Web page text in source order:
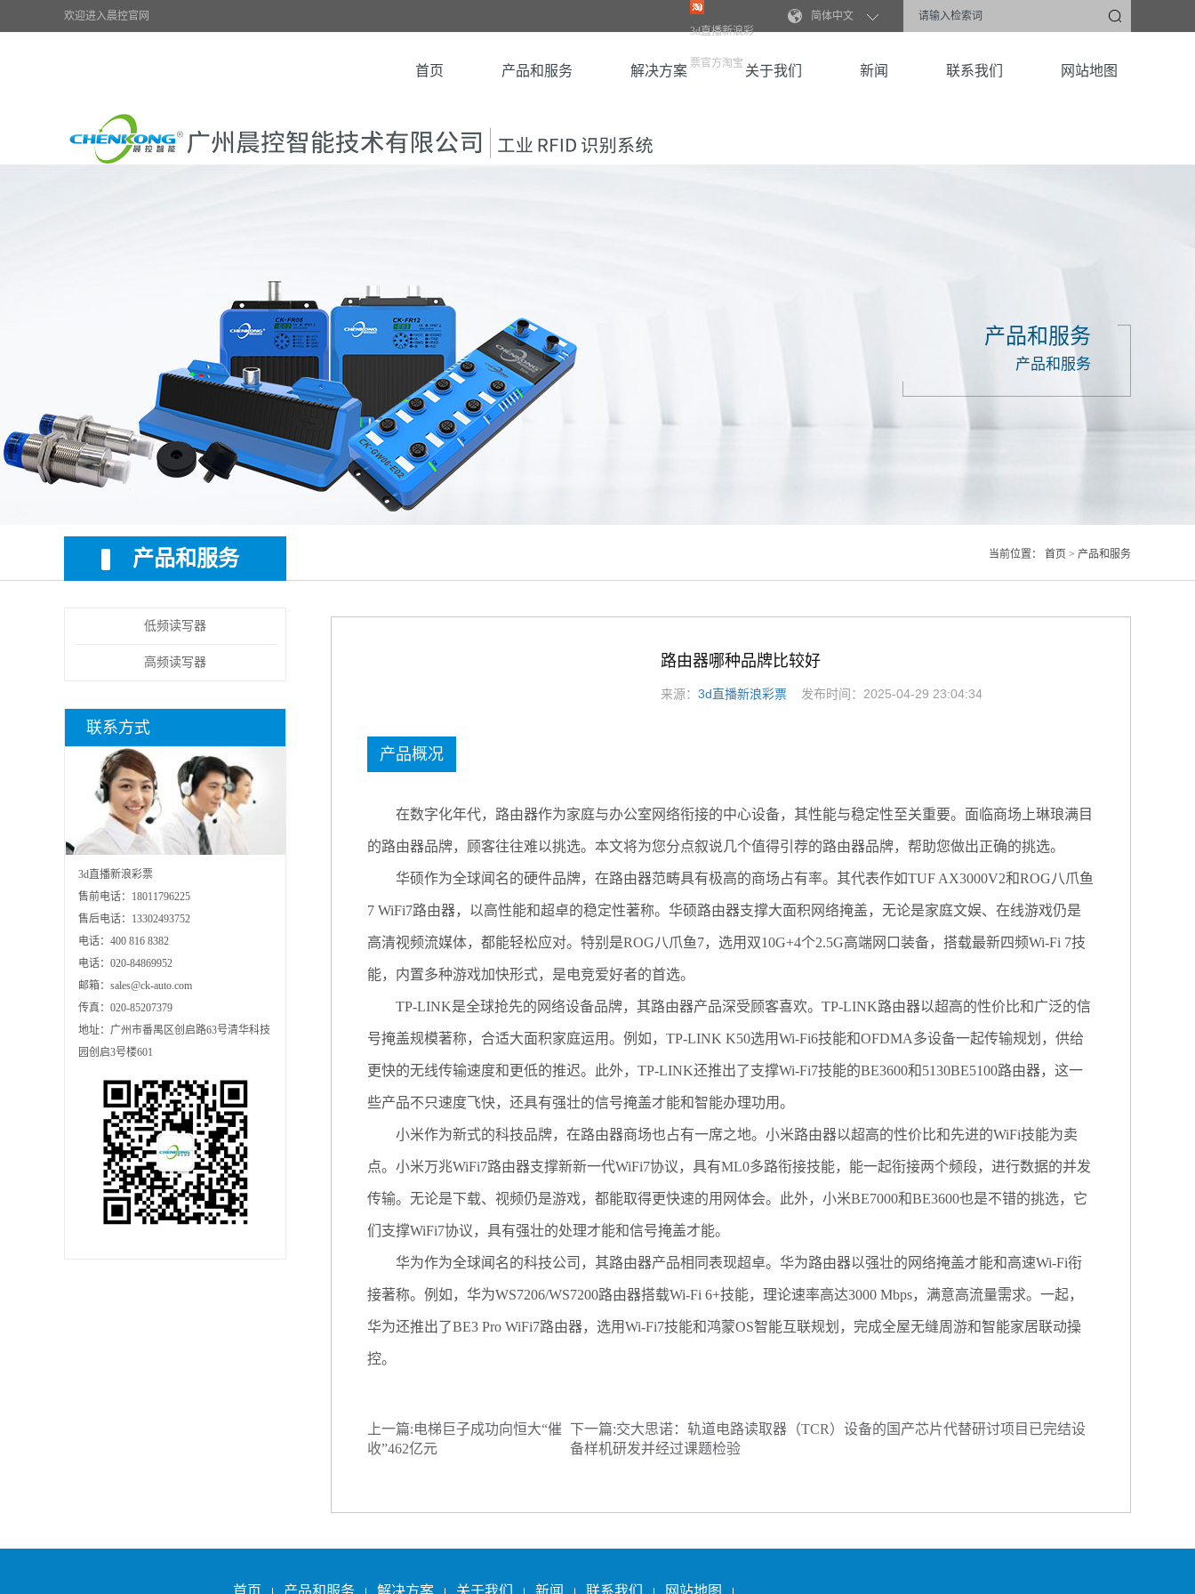
3d直播新浪彩
票官方淘宝
简体中文
欢迎进入晨控官网
首页 产品和服务 解决方案 关于我们 新闻 联系我们 网站地图
产品和服务
产品和服务
当前位置： 首页 > 产品和服务
产品和服务
低频读写器
高频读写器
联系方式
3d直播新浪彩票
售前电话：18011796225
售后电话：13302493752
电话：400 816 8382
电话：020-84869952
邮箱：sales@ck-auto.com
传真：020-85207379
地址：广州市番禺区创启路63号清华科技
园创启3号楼601
路由器哪种品牌比较好
来源： 3d直播新浪彩票 发布时间：2025-04-29 23:04:34
产品概况
在数字化年代，路由器作为家庭与办公室网络衔接的中心设备，其性能与稳定性至关重要。面临商场上琳琅满目
的路由器品牌，顾客往往难以挑选。本文将为您分点叙说几个值得引荐的路由器品牌，帮助您做出正确的挑选。
华硕作为全球闻名的硬件品牌，在路由器范畴具有极高的商场占有率。其代表作如TUF AX3000V2和ROG八爪鱼
7 WiFi7路由器，以高性能和超卓的稳定性著称。华硕路由器支撑大面积网络掩盖，无论是家庭文娱、在线游戏仍是
高清视频流媒体，都能轻松应对。特别是ROG八爪鱼7，选用双10G+4个2.5G高端网口装备，搭载最新四频Wi-Fi 7技
能，内置多种游戏加快形式，是电竞爱好者的首选。
TP-LINK是全球抢先的网络设备品牌，其路由器产品深受顾客喜欢。TP-LINK路由器以超高的性价比和广泛的信
号掩盖规模著称，合适大面积家庭运用。例如，TP-LINK K50选用Wi-Fi6技能和OFDMA多设备一起传输规划，供给
更快的无线传输速度和更低的推迟。此外，TP-LINK还推出了支撑Wi-Fi7技能的BE3600和5130BE5100路由器，这一
些产品不只速度飞快，还具有强壮的信号掩盖才能和智能办理功用。
小米作为新式的科技品牌，在路由器商场也占有一席之地。小米路由器以超高的性价比和先进的WiFi技能为卖
点。小米万兆WiFi7路由器支撑新新一代WiFi7协议，具有ML0多路衔接技能，能一起衔接两个频段，进行数据的并发
传输。无论是下载、视频仍是游戏，都能取得更快速的用网体会。此外，小米BE7000和BE3600也是不错的挑选，它
们支撑WiFi7协议，具有强壮的处理才能和信号掩盖才能。
华为作为全球闻名的科技公司，其路由器产品相同表现超卓。华为路由器以强壮的网络掩盖才能和高速Wi-Fi衔
接著称。例如，华为WS7206/WS7200路由器搭载Wi-Fi 6+技能，理论速率高达3000 Mbps，满意高流量需求。一起，
华为还推出了BE3 Pro WiFi7路由器，选用Wi-Fi7技能和鸿蒙OS智能互联规划，完成全屋无缝周游和智能家居联动操
控。
上一篇:电梯巨子成功向恒大“催
收”462亿元
下一篇:交大思诺：轨道电路读取器（TCR）设备的国产芯片代替研讨项目已完结设
备样机研发并经过课题检验
首页 产品和服务 解决方案 关于我们 新闻 联系我们 网站地图